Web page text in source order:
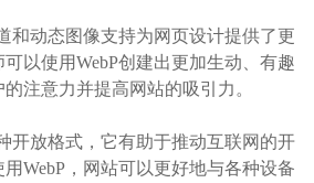
和动态图像支持为网页设计提供了更
以使用WebP创建出更加生动、有趣
注意力并提高网站的吸引力。
开放格式，它有助于推动互联网的开
WebP，网站可以更好地与各种设备